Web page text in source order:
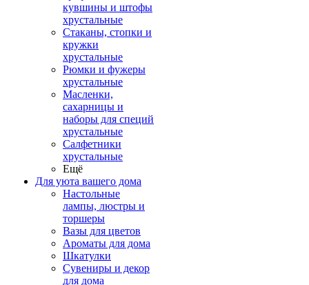
кувшины и штофы
хрустальные
Стаканы, стопки и
кружки
хрустальные
Рюмки и фужеры
хрустальные
Масленки,
сахарницы и
наборы для специй
хрустальные
Салфетники
хрустальные
Ещё
Для уюта вашего дома
Настольные
лампы, люстры и
торшеры
Вазы для цветов
Ароматы для дома
Шкатулки
Сувениры и декор
для дома